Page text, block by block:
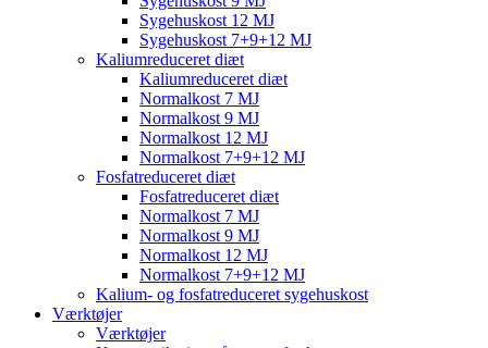
Sygehuskost 12 MJ
Sygehuskost 7+9+12 MJ
Kaliumreduceret diæt
Kaliumreduceret diæt
Normalkost 7 MJ
Normalkost 9 MJ
Normalkost 12 MJ
Normalkost 7+9+12 MJ
Fosfatreduceret diæt
Fosfatreduceret diæt
Normalkost 7 MJ
Normalkost 9 MJ
Normalkost 12 MJ
Normalkost 7+9+12 MJ
Kalium- og fosfatreduceret sygehuskost
Værktøjer
Værktøjer